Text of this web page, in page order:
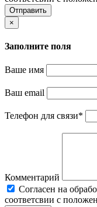
Отправить
×
Заполните поля
Ваше имя
Ваш email
Телефон для связи*
Комментарий
Cогласен на
соответсвии с